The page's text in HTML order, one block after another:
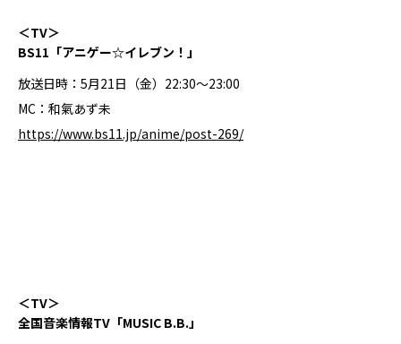
＜TV＞
BS11「アニゲー☆イレブン！」
放送日時：5月21日（金）22:30～23:00
MC：和氣あず未
https://www.bs11.jp/anime/post-269/
＜TV＞
全国音楽情報TV「MUSIC B.B.」